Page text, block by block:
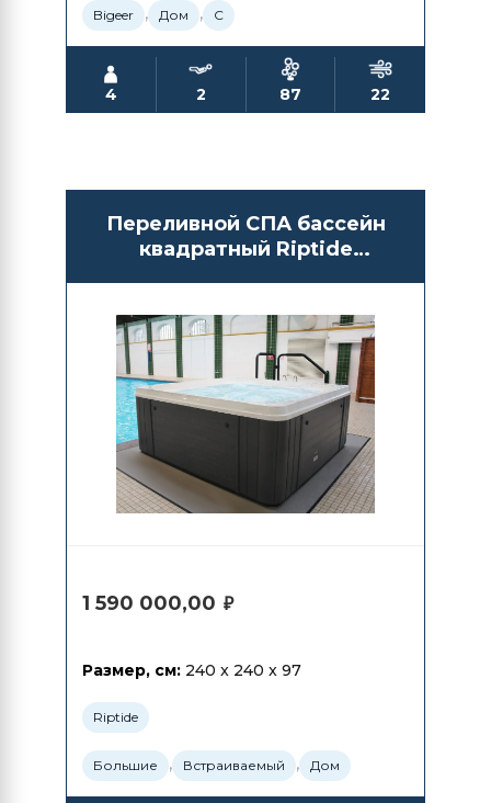
Bigeer , Дом , С
4 2 87 22
Переливной СПА бассейн
квадратный Riptide
1 590 000,00 ₽
Размер, см: 240 x 240 x 97
Riptide
Большие , Встраиваемый , Дом